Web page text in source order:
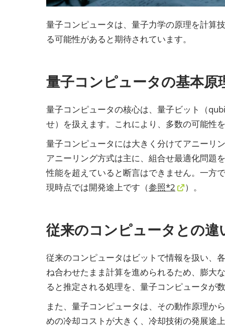
量子コンピュータは、量子力学の原理を計算
る可能性があると期待されています。
量子コンピュータの基本原
量子コンピュータの核心は、量子ビット（
せ）を扱えます。これにより、多数の可能性
量子コンピュータには大きく分けてアニーリ
アニーリング方式は主に、組合せ最適化問題
性能を超えていると断言はできません。一方
現時点では開発途上です（参照*2 ）。
従来のコンピュータとの違
従来のコンピュータはビットで情報を扱い、
ね合わせたまま計算を進められるため、膨大
ると推定される処理を、量子コンピュータが
また、量子コンピュータは、その動作原理か
めの冷却コストが大きく、冷却技術の発展途